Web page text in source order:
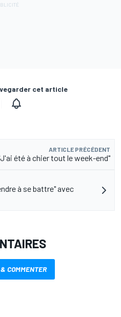
cet article
ARTICLE PRÉCÉDENT
été à chier tout le week-end"
à se battre" avec
COMMENTER